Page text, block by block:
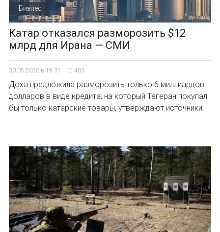
Бизнес
Катар отказался разморозить $12
млрд для Ирана — СМИ
30.05.2026 в 19:31 403
Доха предложила разморозить только 6 миллиардов
долларов в виде кредита, на который Тегеран покупал
бы только катарские товары, утверждают источники.